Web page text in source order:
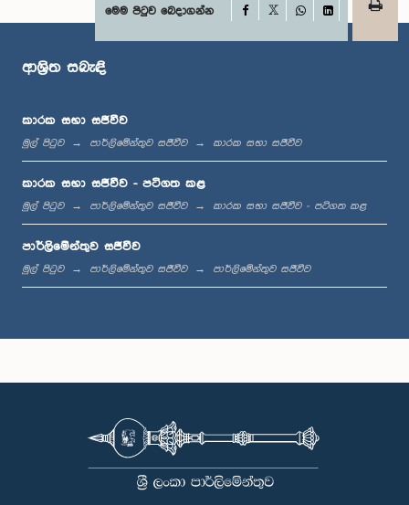
පෙ.ව. 11:54 - ප.ව. 12:10
ප.ව. 12:23 - ප.ව. 12:32
ප.ව. 1:00 - ප.ව. 1:09
ප.ව. 1:18 - ප.ව. 1:23
මෙම පිටුව බෙදාගන්න Facebook
WhatsApp
LinkedIn
ආශ්‍රිත සබැඳි
කාරක සභා සජීවීව
මුල් පිටුව පාර්ලිමේන්තුව සජීවීව කාරක සභා සජීවීව
කාරක සභා සජීවීව - පටිගත කළ
මුල් පිටුව පාර්ලිමේන්තුව සජීවීව කාරක සභා සජීවීව - පටිගත කළ
පාර්ලිමේන්තුව සජීවීව
මුල් පිටුව පාර්ලිමේන්තුව සජීවීව පාර්ලිමේන්තුව සජීවීව